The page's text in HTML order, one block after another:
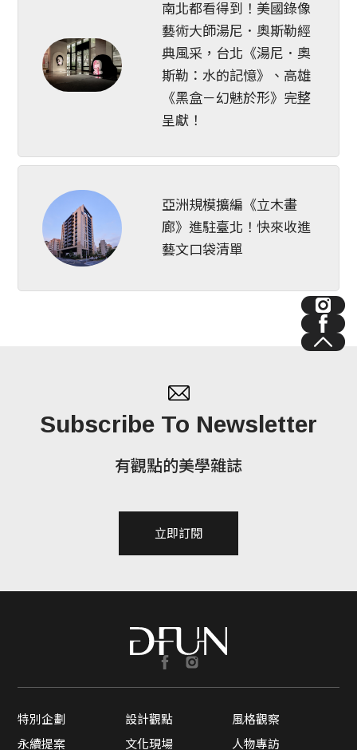
南北都看得到！美國錄像
藝術大師湯尼．奧斯勒經
典風采，台北《湯尼．奧
斯勒：水的記憶》、高雄
《黑盒－幻魅於形》完整
呈獻！
亞洲規模擴編《立木畫
廊》進駐臺北！快來收進
藝文口袋清單
Subscribe To Newsletter
有觀點的美學雜誌
立即訂閱
特別企劃 設計觀點
風格觀察
永續提案
文化現場 人物專訪